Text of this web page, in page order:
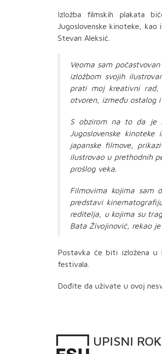
Izložba filmskih plakata
Jugoslovenske kinoteke,
Stevan Aleksić.
Veoma sam
izložbom svojih
prati moj kreativni
otvoren, između ostalog
S obzirom na to da je
Jugoslovenske
japanske filmove,
ilustrovao u prethodnih
prošlog veka.
Filmovima kojima sam
predstavi
reditelja, u kojima su
Bata Živojinović, rekao
Postavka će biti izložena u
festivala.
Dođite da uživate u ovoj
UPISNI ROK